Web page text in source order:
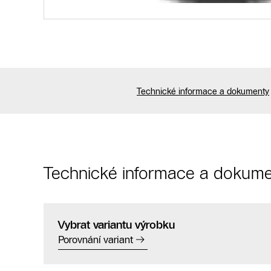
Technické informace a dokumenty
Technické informace a
Vybrat variantu výrobku
Porovnání variant